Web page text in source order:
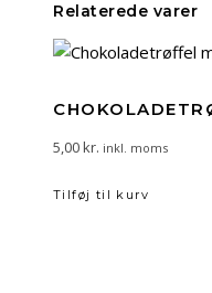
Relaterede varer
5,00kr. inkl. moms
Tilføj til kurv